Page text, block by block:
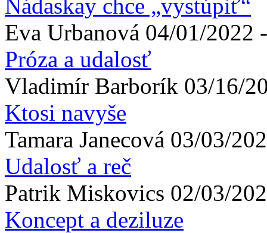
Nádaskay chce „vystúpiť“
Eva Urbanová 04/01/2022
Próza a udalosť
Vladimír Barborík 03/16/
Ktosi navyše
Tamara Janecová 03/03/
Udalosť a reč
Patrik Miskovics 02/03/
Koncept a deziluze